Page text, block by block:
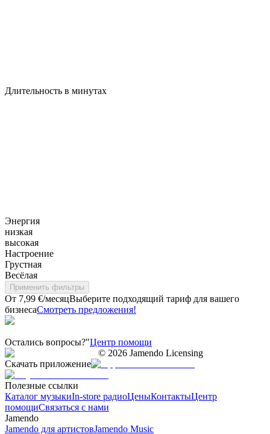
Длительность в минутах
Энергия
низкая
высокая
Настроение
Грустная
Весёлая
Применить фильтры
От 7,99 €/месяцВыберите подходящий тариф для вашего
бизнесаСмотреть предложения!
Остались вопросы?"Центр помощи
© 2026 Jamendo Licensing
Скачать приложение
Полезные ссылки
Каталог музыкиIn-store радиоЦеныКонтактыЦентр
помощиСвязаться с нами
Jamendo
Jamendo для артистовJamendo Music